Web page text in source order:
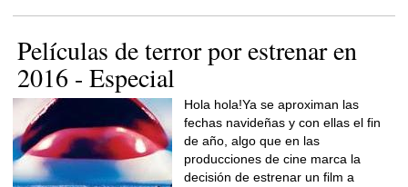
Películas de terror por estrenar en
2016 - Especial
Hola hola!Ya se aproximan las
fechas navideñas y con ellas el fin
de año, algo que en las
producciones de cine marca la
decisión de estrenar un film a